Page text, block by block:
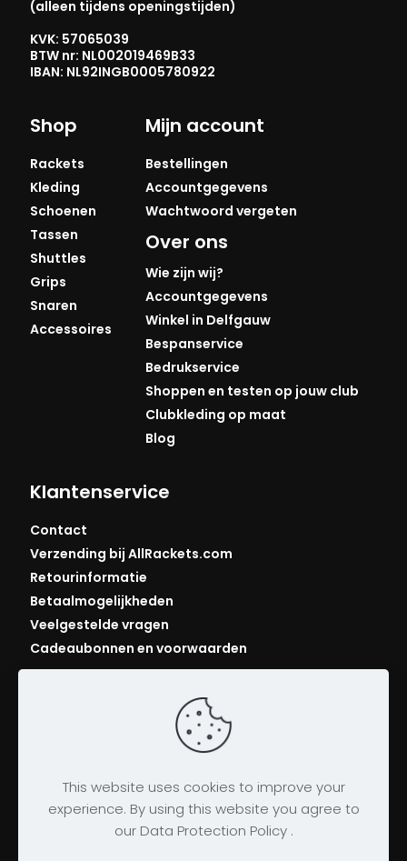
(alleen tijdens openingstijden)
KVK: 57065039
BTW nr: NL002019469B33
IBAN: NL92INGB0005780922
Shop
Rackets
Kleding
Schoenen
Tassen
Shuttles
Grips
Snaren
Accessoires
Mijn account
Bestellingen
Accountgegevens
Wachtwoord vergeten
Over ons
Wie zijn wij?
Accountgegevens
Winkel in Delfgauw
Bespanservice
Bedrukservice
Shoppen en testen op jouw club
Clubkleding op maat
Blog
Klantenservice
Contact
Verzending bij AllRackets.com
Retourinformatie
Betaalmogelijkheden
Veelgestelde vragen
Cadeaubonnen en voorwaarden
© 2026 AllRackets.com
This website uses cookies to improve your
experience. By using this website you agree to
our Data Protection Policy .